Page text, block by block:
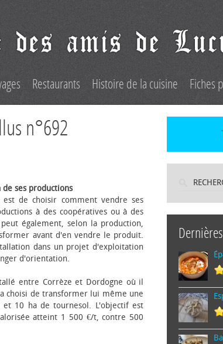
Restaurants Histoire de la cuisine Fiches
n°692
ses productions
est de choisir comment vendre ses
à des coopératives ou à des
également, selon la production,
avant d'en vendre le produit.
dans un projet d'exploitation
d'orientation.
entre Corrèze et Dordogne où il
choisi de transformer lui même une
et 10 ha de tournesol. L'objectif est
atteint 1 500 €/t, contre 500